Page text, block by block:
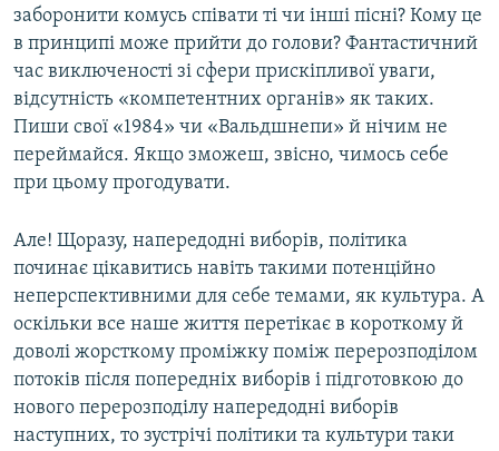
заборонити комусь співати ті чи інші пісні? Кому це
в принципі може прийти до голови? Фантастичний
час виключеності зі сфери прискіпливої уваги,
відсутність «компетентних органів» як таких.
Пиши свої «1984» чи «Вальдшнепи» й нічим не
переймайся. Якщо зможеш, звісно, чимось себе
при цьому прогодувати.
Але! Щоразу, напередодні виборів, політика
починає цікавитись навіть такими потенційно
неперспективними для себе темами, як культура. А
оскільки все наше життя перетікає в короткому й
доволі жорсткому проміжку поміж перерозподілом
потоків після попередніх виборів і підготовкою до
нового перерозподілу напередодні виборів
наступних, то зустрічі політики та культури таки